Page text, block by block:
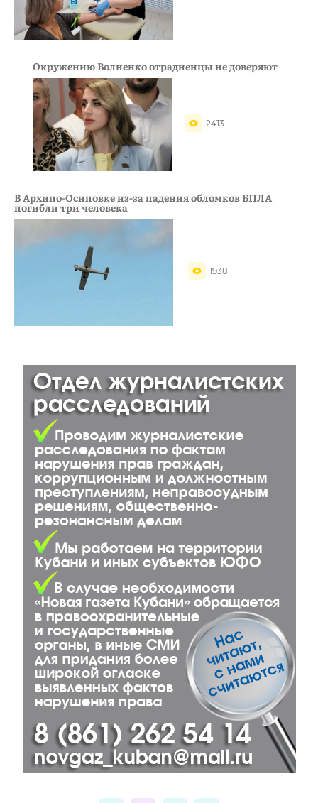
Окружению Волненко отрадненцы не доверяют
2413
В Архипо-Осиповке из-за падения обломков БПЛА
погибли три человека
1938